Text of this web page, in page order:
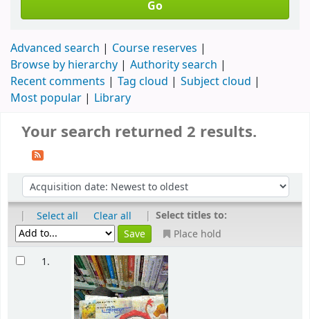
Go
Advanced search
Course reserves
Browse by hierarchy
Authority search
Recent comments
Tag cloud
Subject cloud
Most popular
Library
Your search returned 2 results.
| Select all Clear all | Select titles to:
Place hold
1.